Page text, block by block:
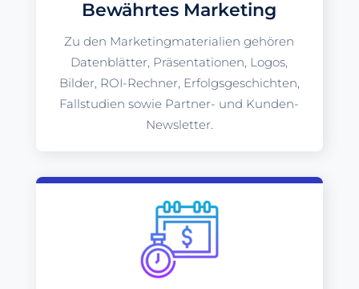
Bewährtes Marketing
Zu den Marketingmaterialien gehören
Datenblätter, Präsentationen, Logos,
Bilder, ROI-Rechner, Erfolgsgeschichten,
Fallstudien sowie Partner- und Kunden-
Newsletter.